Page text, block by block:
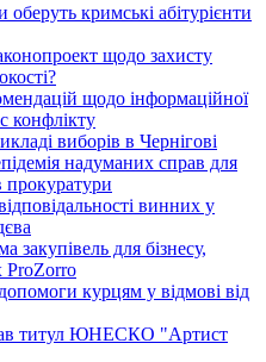
кримські абітурієнти
щодо захисту
щодо інформаційної
конфлікту
виборів в Чернігові
надуманих справ для
прокуратури
винних у
закупівель для бізнесу,
ProZorro
курцям у відмові від
титул ЮНЕСКО "Артист